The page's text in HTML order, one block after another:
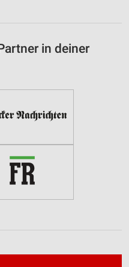
in deiner